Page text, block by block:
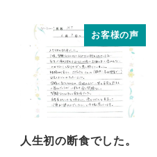
お客様の声
人生初の断食でした。